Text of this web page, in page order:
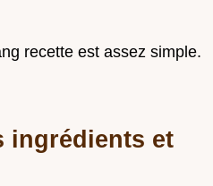
recette est assez simple.
ingrédients et